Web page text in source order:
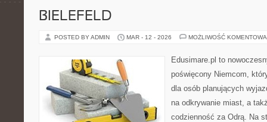
BIELEFELD
POSTED BY ADMIN MAR - 12 - 2026 MOŻLIWOŚĆ
Edusimare.pl to
poświęcony Niemcom,
dla osób planujących
na odkrywanie miast, a
codzienność za Odrą. Na